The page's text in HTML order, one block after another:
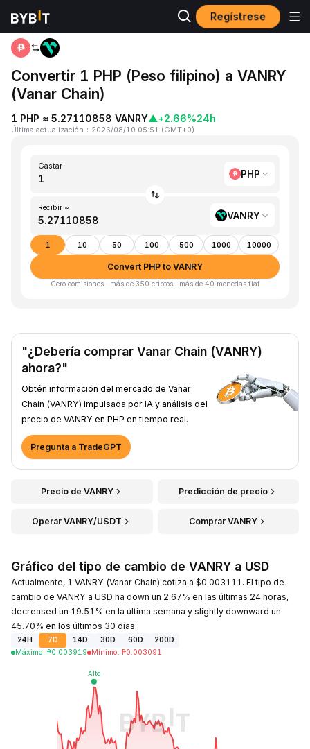
Regístrese
Inicio PHP to VANRY
Convertir 1 PHP (Peso filipino) a VANRY
(Vanar Chain)
1 PHP ≈ 5.27110858 VANRY▲+2.66%24h
Última actualización ： 2026/08/10 05:51 (GMT+0)
Gastar
PHP
Recibir ~
VANRY
1 10 50 100 500 1000 10000
Convert PHP to VANRY
Cero comisiones · más de 350 criptos · más de 40 monedas fiat
"¿Debería comprar Vanar Chain (VANRY)
ahora?"
Obtén información del mercado de Vanar
Chain (VANRY) impulsada por IA y análisis del
precio de VANRY en PHP en tiempo real.
Pregunta a TradeGPT
Precio de VANRY Predicción de precio
Operar VANRY/USDT Comprar VANRY
Gráfico del tipo de cambio de VANRY a USD
Actualmente, 1 VANRY (Vanar Chain) cotiza a $0.003111. El tipo de
cambio de VANRY a USD ha down un 2.67% en las últimas 24 horas,
decreased un 19.51% en la última semana y slightly downward un
45.70% en los últimos 30 días.
24H 7D 14D 30D 60D
200D
Máximo: ₱0.003919 Mínimo: ₱0.003091